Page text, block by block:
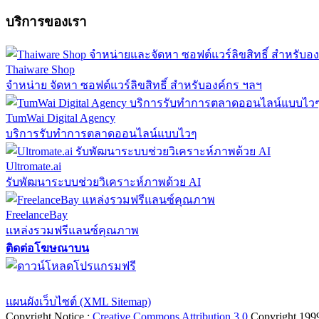
บริการของเรา
Thaiware Shop
จำหน่าย จัดหา ซอฟต์แวร์ลิขสิทธิ์ สำหรับองค์กร ฯลฯ
TumWai Digital Agency
บริการรับทำการตลาดออนไลน์แบบไวๆ
Ultromate.ai
รับพัฒนาระบบช่วยวิเคราะห์ภาพด้วย AI
FreelanceBay
แหล่งรวมฟรีแลนซ์คุณภาพ
ติดต่อโฆษณาบน
แผนผังเว็บไซต์ (XML Sitemap)
Copyright Notice : Creative Commons Attribution 3.0 Copyright